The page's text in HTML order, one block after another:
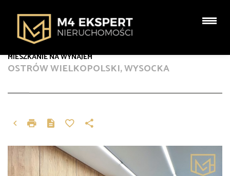
OSTRÓW WIELKOPOLSKI, WYSOCKA
MIESZKANIE NA WYNAJEM